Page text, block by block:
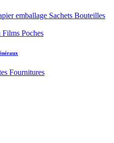
emballage Sachets Bouteilles
Poches
Fournitures